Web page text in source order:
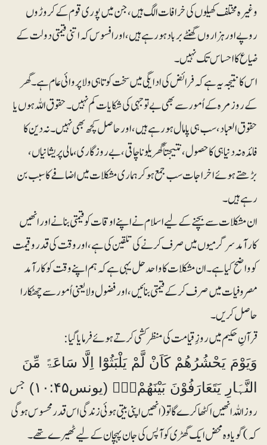
وغیرہ مختلف کھیلوں کی خرافات الگ ہیں، جن میں پوری قوم کے کروڑوں
روپے اور ہزاروں گھنٹے برباد ہورہے ہیں ، اور افسوس کہ اتنی قیمتی دولت کے
ضیاع کا احساس تک نہیں۔
اس کا نتیجہ یہ ہے کہ فرائض کی ادایگی میں سخت کوتاہی و لاپروائی عام ہے۔ گھر
کے روزمرہ کے اُمور سے بھی بے توجہی کی شکایات کم نہیں۔ حقوق اللہ ہوں یا
حقوق العباد، سب ہی پامال ہورہے ہیں، اور حاصل کچھ بھی نہیں۔ نہ دین کا
فائدہ نہ دنیا ہی کا حصول، نتیجتاً گھریلو ناچاقی، بے روزگاری، مالی پریشانیاں ،
بڑھتے ہوئے اخراجات سب جمع ہوکر ہماری مشکلات میں اضافے کا سبب بن
رہے ہیں۔
ان مشکلات سے بچنے کے لیے اسلام نے اپنے اوقات کو قیمتی بنانے اور انھیں
کارآمد سرگرمیوں میں صرف کرنے کی تلقین کی ہے، اور وقت کی قدروقیمت
کو واضح کیا ہے۔ ان مشکلات کا واحد حل یہی ہے کہ ہم اپنے وقت کو کارآمد
مصروفیات میں صرف کر کے قیمتی بنائیں، اور فضول و لایعنی اُمور سے چھٹکارا
حاصل کریں۔
قرآنِ حکیم میں روزِ قیامت کی منظرکشی کرتے ہوئے فرمایاگیا:
وَيَوْمَ يَحْشُرُھُمْ كَاَنْ لَّمْ يَلْبَثُوْٓا اِلَّا سَاعَۃً مِّنَ
النَّہَارِ يَتَعَارَفُوْنَ بَيْنَھُمْ۝۰ۭ (یونس۱۰:۴۵)
جس
روز اللہ انھیں اکٹھا کرے گا تو (انھیں اپنی بیتی ہوئی زندگی اس قدر محسوس ہوگی
کہ) گویا وہ محض ایک گھڑی کو آپس کی جان پہچان کے لیے ٹھیرے تھے۔